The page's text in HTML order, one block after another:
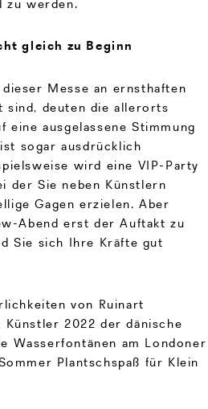
zu werden.
gleich zu Beginn
Messe an ernsthaften
sind, deuten die allerorts
eine ausgelassene Stimmung
sogar ausdrücklich
wird eine VIP-Party
der Sie neben Künstlern
Gagen erzielen. Aber
Abend erst der Auftakt zu
Sie sich Ihre Kräfte gut
von Ruinart
Künstler 2022 der dänische
Wasserfontänen am Londoner
Plantschspaß für Klein